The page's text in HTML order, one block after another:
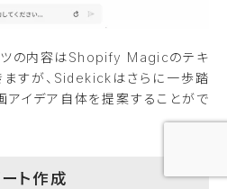
ツの内容はShopify Magicのテキ
ますが、Sidekickはさらに一歩踏
アイデア自体を提案することがで
ト作成